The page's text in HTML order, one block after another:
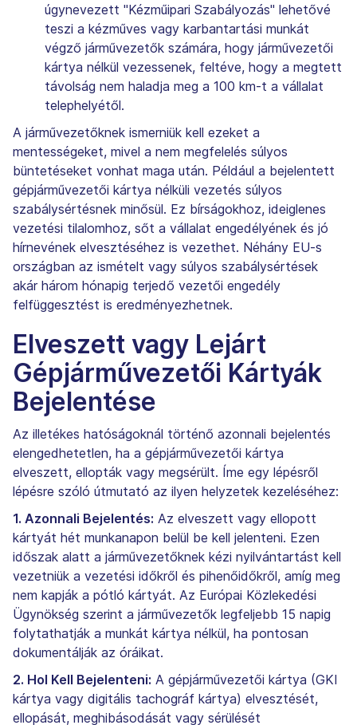
úgynevezett "Kézműipari Szabályozás" lehetővé
teszi a kézműves vagy karbantartási munkát
végző járművezetők számára, hogy járművezetői
kártya nélkül vezessenek, feltéve, hogy a megtett
távolság nem haladja meg a 100 km-t a vállalat
telephelyétől.
A járművezetőknek ismerniük kell ezeket a
mentességeket, mivel a nem megfelelés súlyos
büntetéseket vonhat maga után. Például a bejelentett
gépjárművezetői kártya nélküli vezetés súlyos
szabálysértésnek minősül. Ez bírságokhoz, ideiglenes
vezetési tilalomhoz, sőt a vállalat engedélyének és jó
hírnevének elvesztéséhez is vezethet. Néhány EU-s
országban az ismételt vagy súlyos szabálysértések
akár három hónapig terjedő vezetői engedély
felfüggesztést is eredményezhetnek.
Elveszett vagy Lejárt
Gépjárművezetői Kártyák
Bejelentése
Az illetékes hatóságoknál történő azonnali bejelentés
elengedhetetlen, ha a gépjárművezetői kártya
elveszett, ellopták vagy megsérült. Íme egy lépésről
lépésre szóló útmutató az ilyen helyzetek kezeléséhez:
1. Azonnali Bejelentés: Az elveszett vagy ellopott
kártyát hét munkanapon belül be kell jelenteni. Ezen
időszak alatt a járművezetőknek kézi nyilvántartást kell
vezetniük a vezetési időkről és pihenőidőkről, amíg meg
nem kapják a pótló kártyát. Az Európai Közlekedési
Ügynökség szerint a járművezetők legfeljebb 15 napig
folytathatják a munkát kártya nélkül, ha pontosan
dokumentálják az óráikat.
2. Hol Kell Bejelenteni: A gépjárművezetői kártya (GKI
kártya vagy digitális tachográf kártya) elvesztését,
ellopását, meghibásodását vagy sérülését